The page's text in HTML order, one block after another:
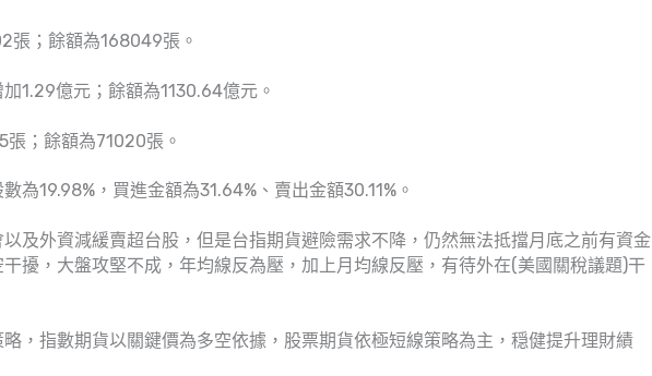
；餘額為168049張。
1.29億元；餘額為1130.64億元。
；餘額為71020張。
為19.98%，買進金額為31.64%、賣出金額30.11%。
及外資減緩賣超台股，但是台指期貨避險需求不降，仍然無法抵擋月底之前有資金
擾，大盤攻堅不成，年均線反為壓，加上月均線反壓，有待外在(美國關稅議題)干
，指數期貨以關鍵價為多空依據，股票期貨依極短線策略為主，穏健提升理財績